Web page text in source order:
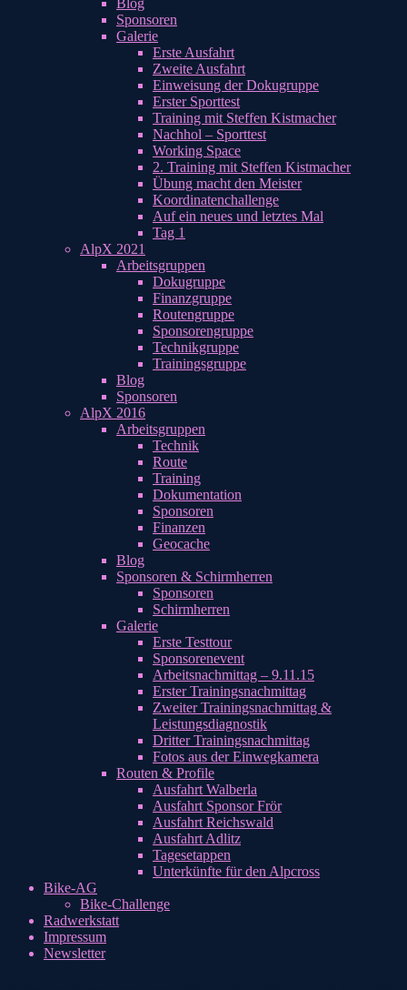
Blog
Sponsoren
Galerie
Erste Ausfahrt
Zweite Ausfahrt
Einweisung der Dokugruppe
Erster Sporttest
Training mit Steffen Kistmacher
Nachhol – Sporttest
Working Space
2. Training mit Steffen Kistmacher
Übung macht den Meister
Koordinatenchallenge
Auf ein neues und letztes Mal
Tag 1
AlpX 2021
Arbeitsgruppen
Dokugruppe
Finanzgruppe
Routengruppe
Sponsorengruppe
Technikgruppe
Trainingsgruppe
Blog
Sponsoren
AlpX 2016
Arbeitsgruppen
Technik
Route
Training
Dokumentation
Sponsoren
Finanzen
Geocache
Blog
Sponsoren & Schirmherren
Sponsoren
Schirmherren
Galerie
Erste Testtour
Sponsorenevent
Arbeitsnachmittag – 9.11.15
Erster Trainingsnachmittag
Zweiter Trainingsnachmittag &
Leistungsdiagnostik
Dritter Trainingsnachmittag
Fotos aus der Einwegkamera
Routen & Profile
Ausfahrt Walberla
Ausfahrt Sponsor Frör
Ausfahrt Reichswald
Ausfahrt Adlitz
Tagesetappen
Unterkünfte für den Alpcross
Bike-AG
Bike-Challenge
Radwerkstatt
Impressum
Newsletter